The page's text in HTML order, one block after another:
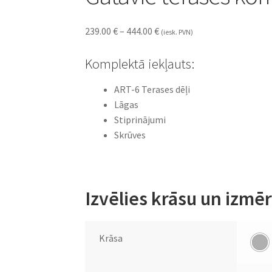
239.00€– 444.00€ (iesk. PVN)
Komplektā iekļauts:
ART-6 Terases dēļi
Lāgas
Stiprinājumi
Skrūves
Izvēlies krāsu un
Krāsa